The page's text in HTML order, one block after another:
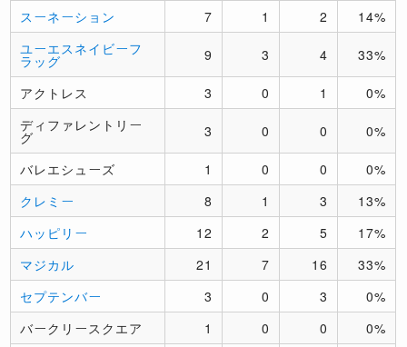
スーネーション 7 1 2
14%
ユーエスネイビーフ
ラッグ 9 3 4 33%
アクトレス 3 0 1
0%
ディファレントリー
グ 3 0 0 0%
バレエシューズ 1 0 0
0%
クレミー
8 1 3
13%
ハッピリー
12 2 5
17%
マジカル
21 7 16
33%
セプテンバー
3 0 3
0%
バークリースクエア
1 0 0
0%